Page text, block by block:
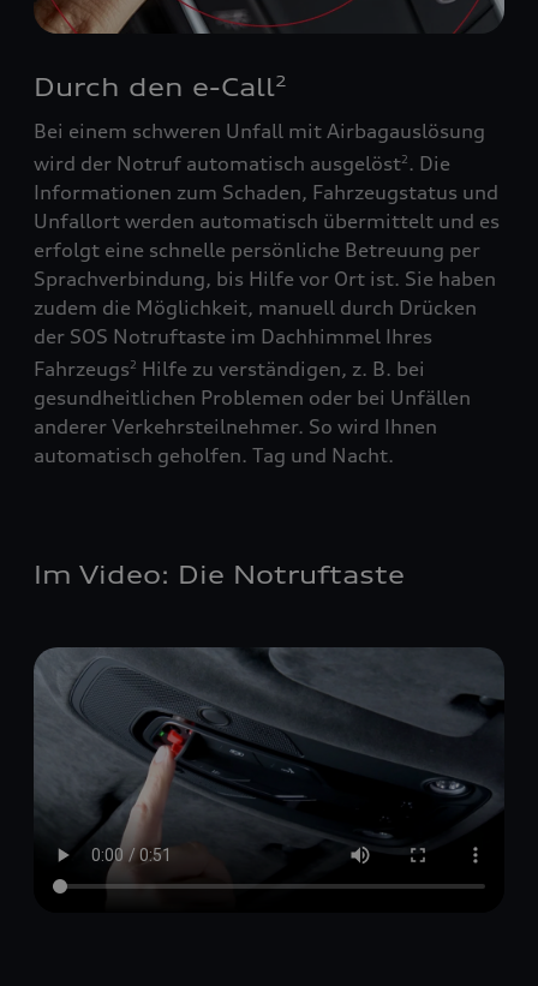
Durch den e-Call2
Bei einem schweren Unfall mit Airbagauslösung
wird der Notruf automatisch ausgelöst2 . Die
Informationen zum Schaden, Fahrzeugstatus und
Unfallort werden automatisch übermittelt und es
erfolgt eine schnelle persönliche Betreuung per
Sprachverbindung, bis Hilfe vor Ort ist. Sie haben
zudem die Möglichkeit, manuell durch Drücken
der SOS Notruftaste im Dachhimmel Ihres
Fahrzeugs2 Hilfe zu verständigen, z. B. bei
gesundheitlichen Problemen oder bei Unfällen
anderer Verkehrsteilnehmer. So wird Ihnen
automatisch geholfen. Tag und Nacht.
Im Video: Die Notruftaste